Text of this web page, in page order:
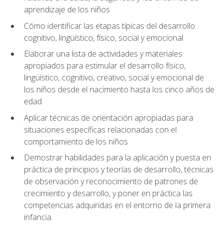
aprendizaje de los niños
Cómo identificar las etapas típicas del desarrollo
cognitivo, lingüístico, físico, social y emocional
Elaborar una lista de actividades y materiales
apropiados para estimular el desarrollo físico,
lingüístico, cognitivo, creativo, social y emocional de
los niños desde el nacimiento hasta los cinco años de
edad
Aplicar técnicas de orientación apropiadas para
situaciones específicas relacionadas con el
comportamiento de los niños
Demostrar habilidades para la aplicación y puesta en
práctica de principios y teorías de desarrollo, técnicas
de observación y reconocimiento de patrones de
crecimiento y desarrollo, y poner en práctica las
competencias adquiridas en el entorno de la primera
infancia.